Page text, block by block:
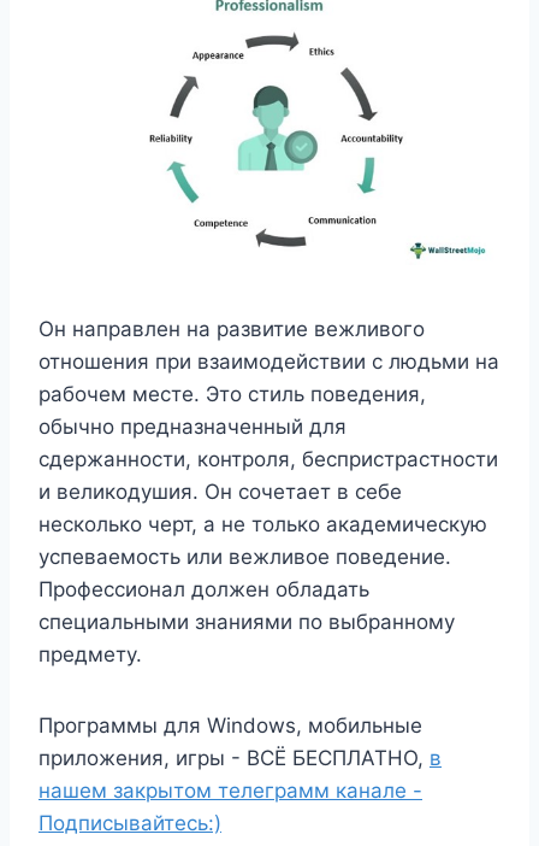
Он направлен на развитие вежливого
отношения при взаимодействии с людьми на
рабочем месте. Это стиль поведения,
обычно предназначенный для
сдержанности, контроля, беспристрастности
и великодушия. Он сочетает в себе
несколько черт, а не только академическую
успеваемость или вежливое поведение.
Профессионал должен обладать
специальными знаниями по выбранному
предмету.
Программы для Windows, мобильные
приложения, игры - ВСЁ БЕСПЛАТНО, в
нашем закрытом телеграмм канале -
Подписывайтесь:)